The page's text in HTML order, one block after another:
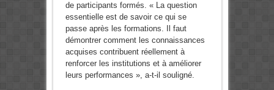
de participants formés. « La question
essentielle est de savoir ce qui se
passe après les formations. Il faut
démontrer comment les connaissances
acquises contribuent réellement à
renforcer les institutions et à améliorer
leurs performances », a-t-il souligné.